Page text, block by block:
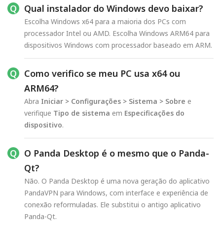
Qual instalador do Windows devo baixar?
Escolha Windows x64 para a maioria dos PCs com
processador Intel ou AMD. Escolha Windows ARM64 para
dispositivos Windows com processador baseado em ARM.
Como verifico se meu PC usa x64 ou
ARM64?
Abra Iniciar > Configurações > Sistema > Sobre e
verifique Tipo de sistema em Especificações do
dispositivo.
O Panda Desktop é o mesmo que o Panda-
Qt?
Não. O Panda Desktop é uma nova geração do aplicativo
PandaVPN para Windows, com interface e experiência de
conexão reformuladas. Ele substitui o antigo aplicativo
Panda-Qt.